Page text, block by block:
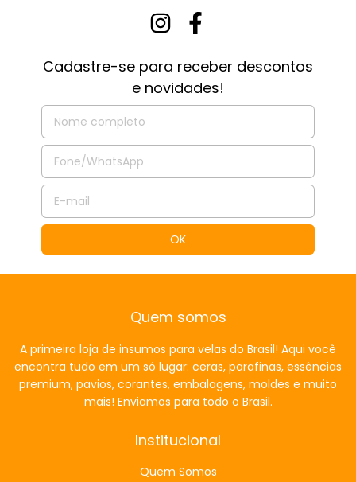
Cadastre-se para receber descontos
e novidades!
Quem somos
A primeira loja de insumos para velas do Brasil! Aqui você
encontra tudo em um só lugar: ceras, parafinas, essências
premium, pavios, corantes, embalagens, moldes e muito
mais! Enviamos para todo o Brasil.
Institucional
Quem Somos